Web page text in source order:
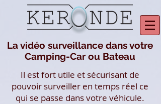
La vidéo surveillance dans votre
Camping-Car ou Bateau
Il est fort utile et sécurisant de
pouvoir surveiller en temps réel ce
qui se passe dans votre véhicule.